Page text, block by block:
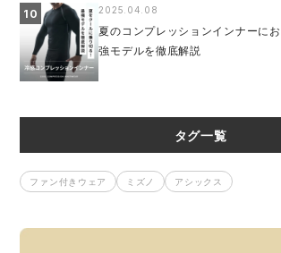
10 2025.04.08
夏のコンプレッションインナーに
強モデルを徹底解説
タグ一覧
ファン付きウェア ミズノ アシックス